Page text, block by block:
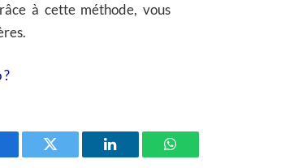
à cette méthode, vous
Twitter LinkedIn WhatsApp